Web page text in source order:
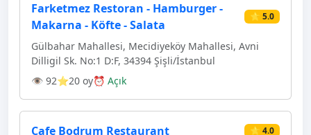
Farketmez Restoran - Hamburger -
Makarna - Köfte - Salata
⭐ 5.0
Gülbahar Mahallesi, Mecidiyeköy Mahallesi, Avni
Dilligil Sk. No:1 D:F, 34394 Şişli/İstanbul
👁 92⭐20 oy⏰ Açık
Cafe Bodrum Restaurant ⭐ 4.0